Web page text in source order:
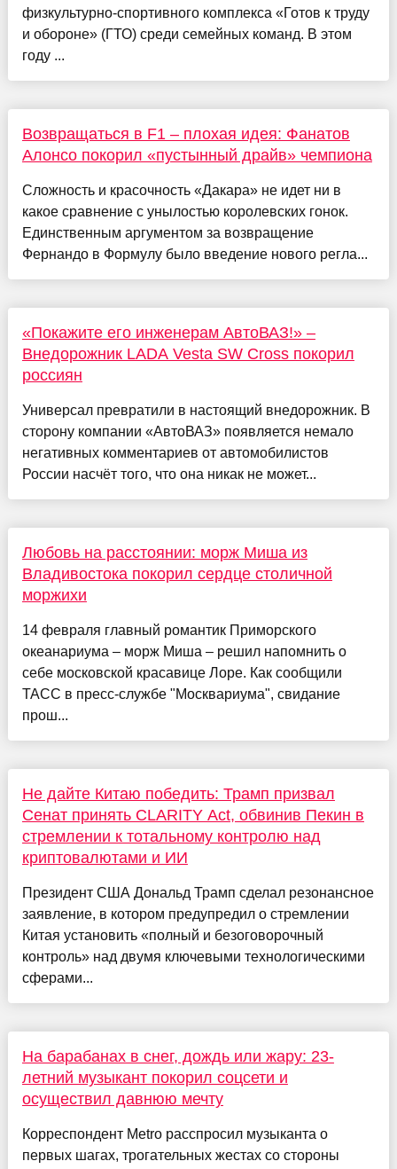
физкультурно-спортивного комплекса «Готов к труду
и обороне» (ГТО) среди семейных команд. В этом
году ...
Возвращаться в F1 – плохая идея: Фанатов
Алонсо покорил «пустынный драйв» чемпиона
Сложность и красочность «Дакара» не идет ни в
какое сравнение с унылостью королевских гонок.
Единственным аргументом за возвращение
Фернандо в Формулу было введение нового регла...
«Покажите его инженерам АвтоВАЗ!» –
Внедорожник LADA Vesta SW Cross покорил
россиян
Универсал превратили в настоящий внедорожник. В
сторону компании «АвтоВАЗ» появляется немало
негативных комментариев от автомобилистов
России насчёт того, что она никак не может...
Любовь на расстоянии: морж Миша из
Владивостока покорил сердце столичной
моржихи
14 февраля главный романтик Приморского
океанариума – морж Миша – решил напомнить о
себе московской красавице Лоре. Как сообщили
ТАСС в пресс-службе "Москвариума", свидание
прош...
Не дайте Китаю победить: Трамп призвал
Сенат принять CLARITY Act, обвинив Пекин в
стремлении к тотальному контролю над
криптовалютами и ИИ
Президент США Дональд Трамп сделал резонансное
заявление, в котором предупредил о стремлении
Китая установить «полный и безоговорочный
контроль» над двумя ключевыми технологическими
сферами...
На барабанах в снег, дождь или жару: 23-
летний музыкант покорил соцсети и
осуществил давнюю мечту
Корреспондент Metro расспросил музыканта о
первых шагах, трогательных жестах со стороны